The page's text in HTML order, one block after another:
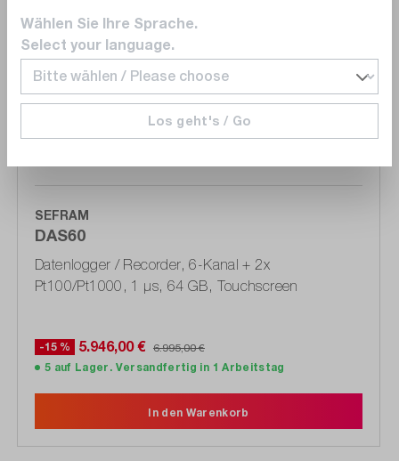
SEFRAM
DAS60
Datenlogger / Recorder, 6-Kanal + 2x
Pt100/Pt1000, 1 μs, 64 GB, Touchscreen
-15 % 5.946,00 € 6.995,00 €
5 auf Lager. Versandfertig in 1 Arbeitstag
In den Warenkorb
Wählen Sie Ihre Sprache.
Select your language.
Los geht's / Go